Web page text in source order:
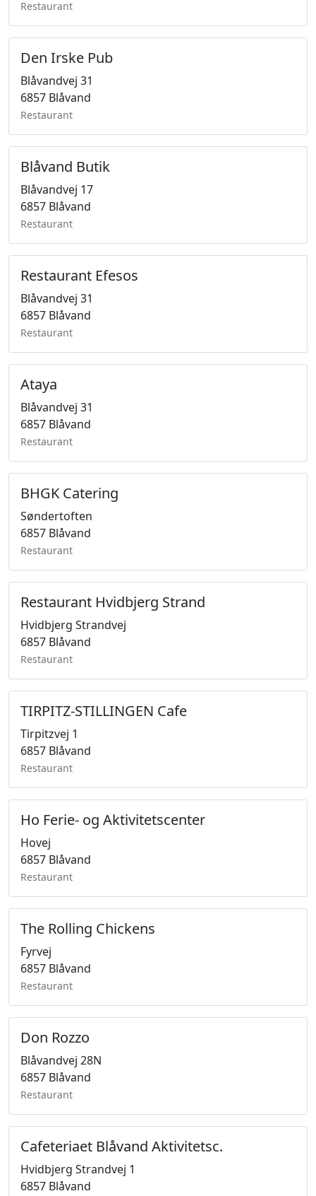
Restaurant
Den Irske Pub
Blåvandvej 31
6857 Blåvand
Restaurant
Blåvand Butik
Blåvandvej 17
6857 Blåvand
Restaurant
Restaurant Efesos
Blåvandvej 31
6857 Blåvand
Restaurant
Ataya
Blåvandvej 31
6857 Blåvand
Restaurant
BHGK Catering
Søndertoften
6857 Blåvand
Restaurant
Restaurant Hvidbjerg Strand
Hvidbjerg Strandvej
6857 Blåvand
Restaurant
TIRPITZ-STILLINGEN Cafe
Tirpitzvej 1
6857 Blåvand
Restaurant
Ho Ferie- og Aktivitetscenter
Hovej
6857 Blåvand
Restaurant
The Rolling Chickens
Fyrvej
6857 Blåvand
Restaurant
Don Rozzo
Blåvandvej 28N
6857 Blåvand
Restaurant
Cafeteriaet Blåvand Aktivitetsc.
Hvidbjerg Strandvej 1
6857 Blåvand